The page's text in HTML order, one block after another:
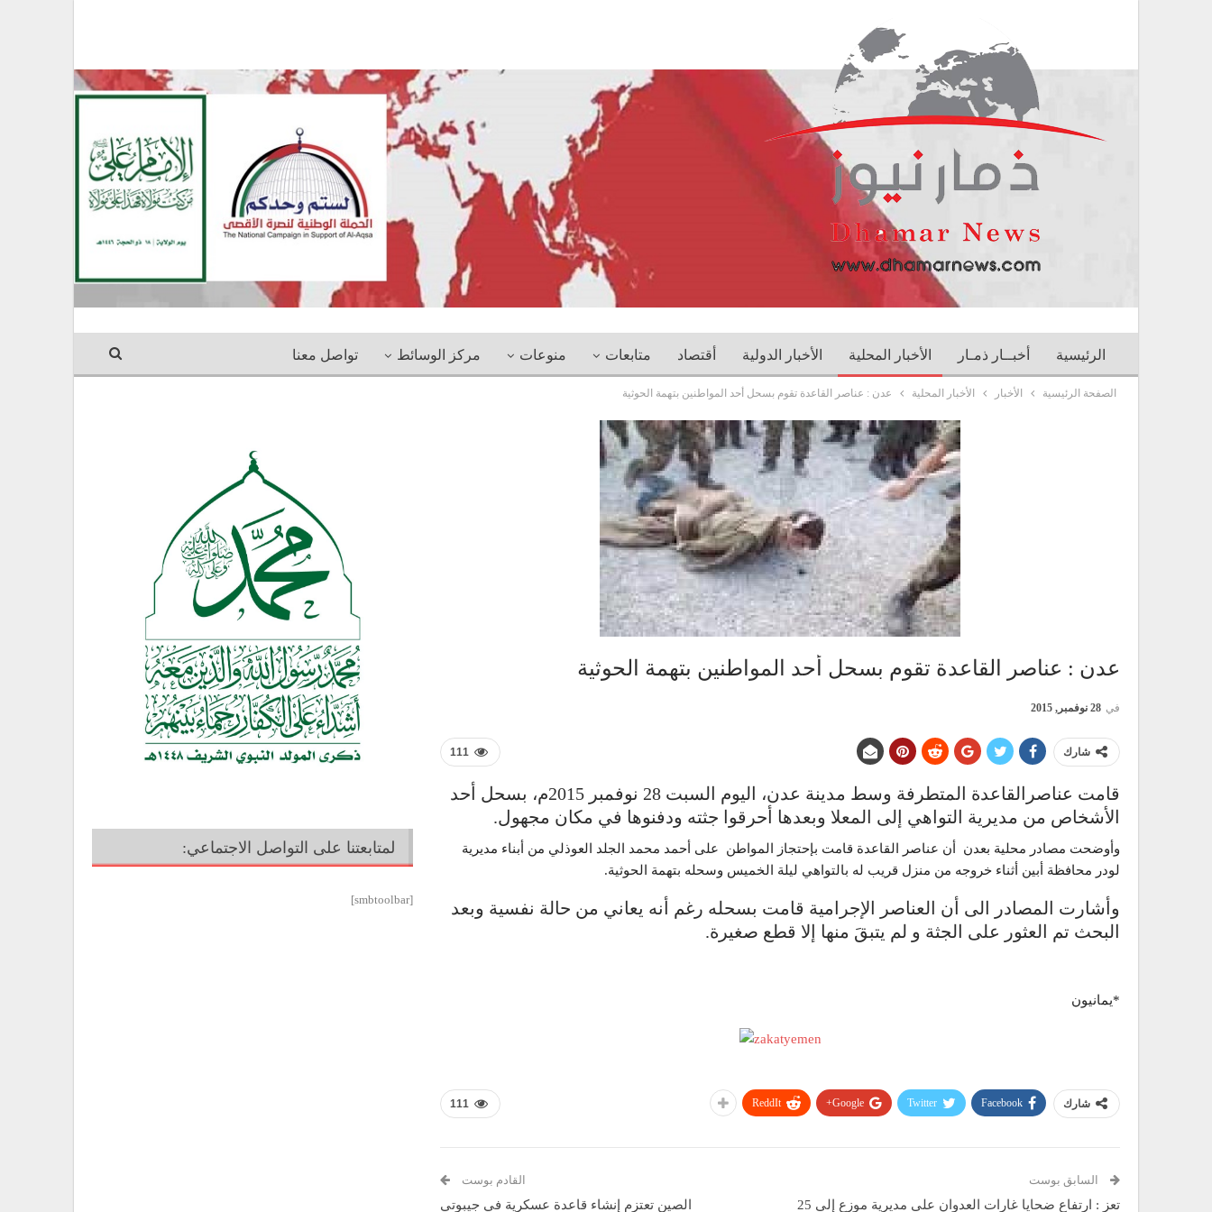
الرئيسية أخبــار ذمـار الأخبار المحلية الأخبار الدولية أقتصاد متابعات منوعات مركز الوسائط تواصل معنا
الصفحة الرئيسية الأخبار الأخبار المحلية عدن : عناصر القاعدة تقوم بسحل أحد المواطنين بتهمة الحوثية
عدن : عناصر القاعدة تقوم بسحل أحد المواطنين بتهمة الحوثية
في 28 نوفمبر, 2015
111 شارك
قامت عناصرالقاعدة المتطرفة وسط مدينة عدن، اليوم السبت 28 نوفمبر 2015م، بسحل أحد
الأشخاص من مديرية التواهي إلى المعلا وبعدها أحرقوا جثته ودفنوها في مكان مجهول.
وأوضحت مصادر محلية بعدن أن عناصر القاعدة قامت بإحتجاز المواطن على أحمد محمد الجلد العوذلي من أبناء مديرية
لودر محافظة أبين أثناء خروجه من منزل قريب له بالتواهي ليلة الخميس وسحله بتهمة الحوثية.
وأشارت المصادر الى أن العناصر الإجرامية قامت بسحله رغم أنه يعاني من حالة نفسية وبعد
البحث تم العثور على الجثة و لم يتبقَ منها إلا قطع صغيرة.
*يمانيون
111 شارك Facebook
Twitter
Google+
ReddIt
السابق بوست
تعز : ارتفاع ضحايا غارات العدوان على مديرية موزع إلى 25
القادم بوست
الصين تعتزم إنشاء قاعدة عسكرية في جيبوتي
لمتابعتنا على التواصل الاجتماعي:
[smbtoolbar]